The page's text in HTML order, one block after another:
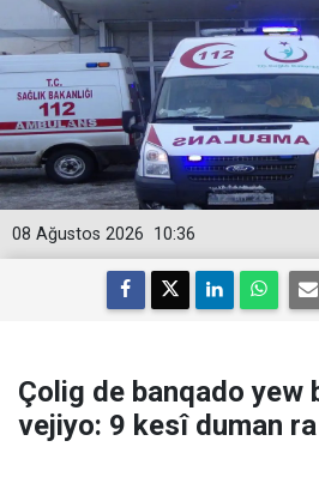
10:36
08 Ağustos 2026
Çolig de banqado yew
vejiyo: 9 kesî duman